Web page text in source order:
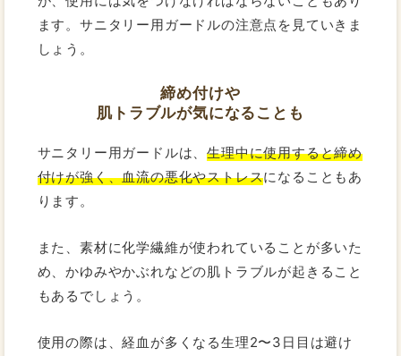
ます。サニタリー用ガードルの注意点を見ていきま
しょう。
締め付けや
肌トラブルが気になることも
サニタリー用ガードルは、生理中に使用すると締め
付けが強く、血流の悪化やストレスになることもあ
ります。
また、素材に化学繊維が使われていることが多いた
め、かゆみやかぶれなどの肌トラブルが起きること
もあるでしょう。
使用の際は、経血が多くなる生理2〜3日目は避け